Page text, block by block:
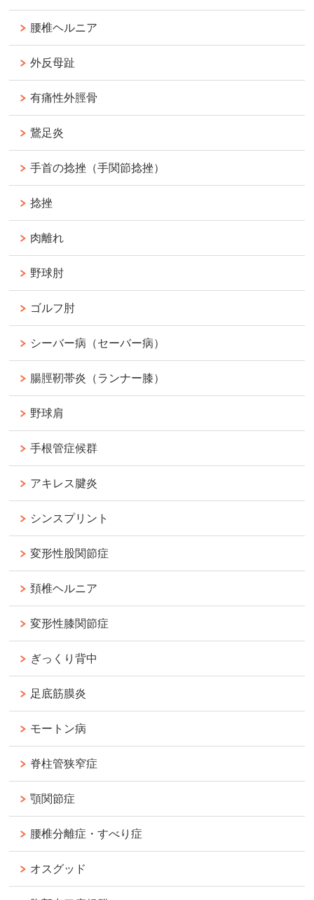
腰椎ヘルニア
外反母趾
有痛性外脛骨
鵞足炎
手首の捻挫（手関節捻挫）
捻挫
肉離れ
野球肘
ゴルフ肘
シーバー病（セーバー病）
腸脛靭帯炎（ランナー膝）
野球肩
手根管症候群
アキレス腱炎
シンスプリント
変形性股関節症
頚椎ヘルニア
変形性膝関節症
ぎっくり背中
足底筋膜炎
モートン病
脊柱管狭窄症
顎関節症
腰椎分離症・すべり症
オスグッド